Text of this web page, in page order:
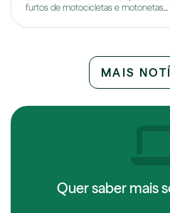
furtos de motocicletas e motonetas...
MAIS
Quer saber mais